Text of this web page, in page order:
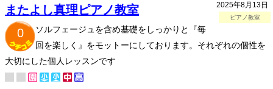
2025年8月13日
ピアノ教室
またよし真理ピアノ教室
0
ソルフェージュを含め基礎をしっかりと『毎
回を楽しく』をモットーにしております。それぞれの個性を
大切にした個人レッスンです